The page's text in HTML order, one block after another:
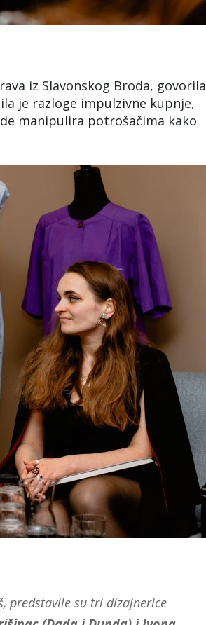
iz Slavonskog Broda, govorila
je razloge impulzivne kupnje,
manipulira potrošačima kako
predstavile su tri dizajnerice